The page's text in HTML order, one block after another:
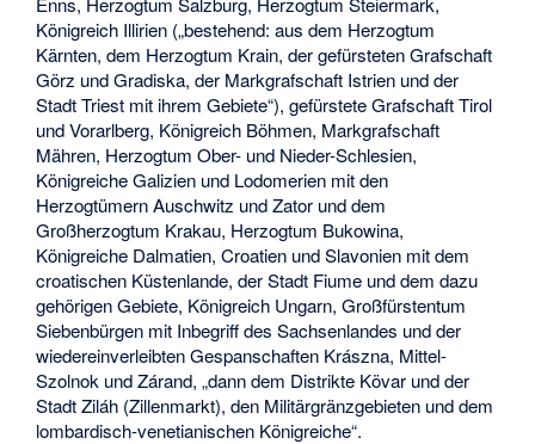
Königreich Illirien („bestehend: aus dem Herzogtum
Kärnten, dem Herzogtum Krain, der gefürsteten Grafschaft
Görz und Gradiska, der Markgrafschaft Istrien und der
Stadt Triest mit ihrem Gebiete“), gefürstete Grafschaft Tirol
und Vorarlberg, Königreich Böhmen, Markgrafschaft
Mähren, Herzogtum Ober- und Nieder-Schlesien,
Königreiche Galizien und Lodomerien mit den
Herzogtümern Auschwitz und Zator und dem
Großherzogtum Krakau, Herzogtum Bukowina,
Königreiche Dalmatien, Croatien und Slavonien mit dem
croatischen Küstenlande, der Stadt Fiume und dem dazu
gehörigen Gebiete, Königreich Ungarn, Großfürstentum
Siebenbürgen mit Inbegriff des Sachsenlandes und der
wiedereinverleibten Gespanschaften Krászna, Mittel-
Szolnok und Zárand, „dann dem Distrikte Kövar und der
Stadt Ziláh (Zillenmarkt), den Militärgränzgebieten und dem
lombardisch-venetianischen Königreiche“.